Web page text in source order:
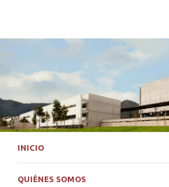
INICIO
QUIÉNES SOMOS